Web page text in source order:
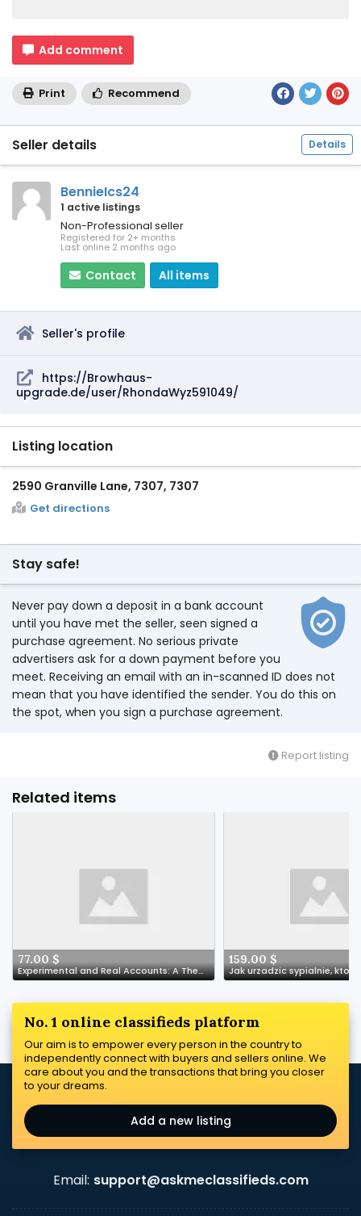
Add comment
Print Recommend
Seller details Details
BennieIcs24
1 active listings
Non-Professional seller
Registered for 2+ months
Last online 2 months ago
Contact All items
Seller's profile
https://Browhaus-
upgrade.de/user/RhondaWyz591049/
Listing location
2590 Granville Lane, 7307, 7307
Get directions
Stay safe!
Never pay down a deposit in a bank account
until you have met the seller, seen signed a
purchase agreement. No serious private
advertisers ask for a down payment before you
meet. Receiving an email with an in-scanned ID does not
mean that you have identified the sender. You do this on
the spot, when you sign a purchase agreement.
Report listing
Related items
77.00 $
Experimental and Real Accounts: A Theoretical Exploration
159.00 $
No. 1 online classifieds platform
Our aim is to empower every person in the country to
independently connect with buyers and sellers online. We
care about you and the transactions that bring you closer
to your dreams.
Add a new listing
Email: support@askmeclassifieds.com